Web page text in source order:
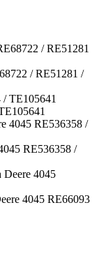
/ RE51281 /
RE536358 /
4045 RE66093